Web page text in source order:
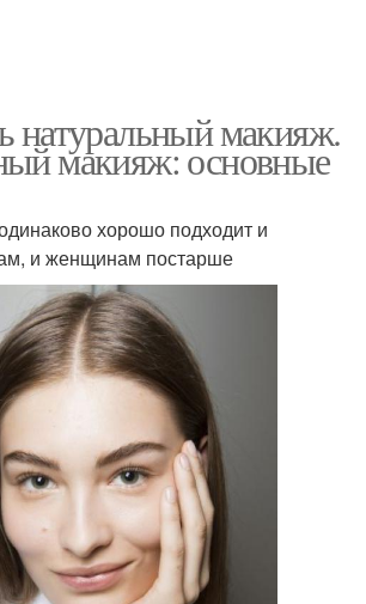
натуральный макияж.
макияж: основные
хорошо подходит и
и женщинам постарше